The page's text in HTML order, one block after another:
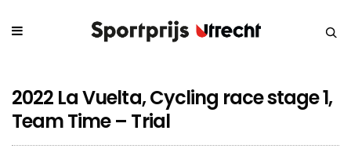
2022 La Vuelta, Cycling race stage 1,
Team Time – Trial